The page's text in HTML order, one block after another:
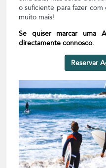
o suficiente para fazer
muito mais!
Se quiser marcar uma
directamente connosco.
Reservar